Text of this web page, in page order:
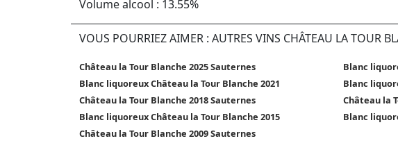
Volume alcool : 13.55%
VOUS POURRIEZ AIMER : AUTRES VINS CHÂTEAU LA TOUR
Château la Tour Blanche 2025 Sauternes Blanc
Blanc liquoreux Château la Tour Blanche 2021
Blanc
Château la Tour Blanche 2018 Sauternes
Château la
Blanc liquoreux Château la Tour Blanche 2015
Blanc
Château la Tour Blanche 2009 Sauternes